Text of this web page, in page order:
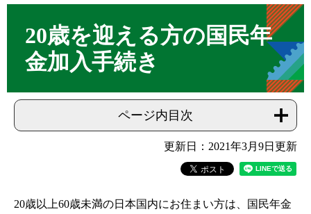
20歳を迎える方の国民年
金加入手続き
ページ内目次
更新日：2021年3月9日更新
20歳以上60歳未満の日本国内にお住まい方は、国民年金